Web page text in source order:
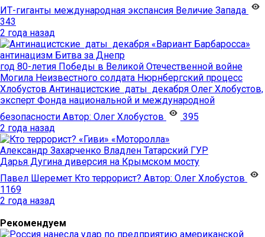
ИТ-гиганты международная экспансия Величие Запада
343
2 года назад
«Вариант Барбаросса»
антинацизм Битва за Днепр
год 80-летия Победы в Великой Отечественной войне
Могила Неизвестного солдата Нюрнбергский процесс
Хлобустов Антинацистские даты декабря Олег Хлобустов,
эксперт Фонда национальной и международной
безопасности Автор: Олег Хлобустов
395
2 года назад
«Гиви» «Моторолла»
Александр Захарченко Владлен Татарский ГУР
Дарья Дугина диверсия на Крымском мосту
Павел Шеремет Кто террорист? Автор: Олег Хлобустов
1169
2 года назад
Рекомендуем